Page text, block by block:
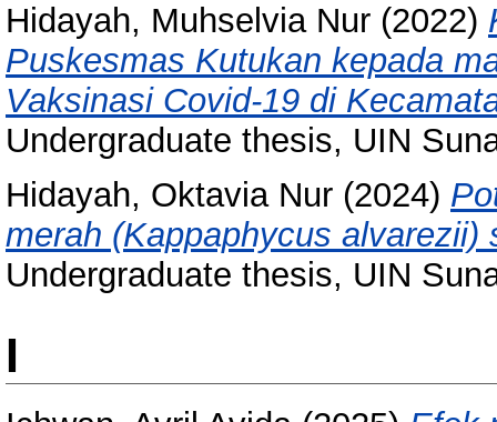
Hidayah, Muhselvia Nur (2022)
Puskesmas Kutukan kepada
Vaksinasi Covid-19 di
Undergraduate thesis, UIN
Hidayah, Oktavia Nur (2024)
merah (Kappaphycus
Undergraduate thesis, UIN
I